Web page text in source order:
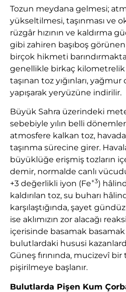
Tozun meydana gelmesi;
yükseltilmesi, taşınması ve
rüzgâr hızının ve kaldırma
gibi zahiren başıboş
birçok hikmeti
genellikle birkaç
taşınan toz yığınları, yağmur
yapışarak yeryüzüne indirilir.
Büyük Sahra üzerindeki
sebebiyle yılın belli
atmosfere kalkan toz,
taşınma sürecine girer.
büyüklüğe erişmiş tozların
demir, normalde canlı
+3 değerlikli iyon (Fe+3)
kaldırılan toz, su buharı
karşılaştığında, şayet
ise aklımızın zor alacağı
içerisinde basamak
bulutlardaki hususi
Güneş fırınında, mucizevî
pişirilmeye başlanır.
Bulutlarda Pişen Kum